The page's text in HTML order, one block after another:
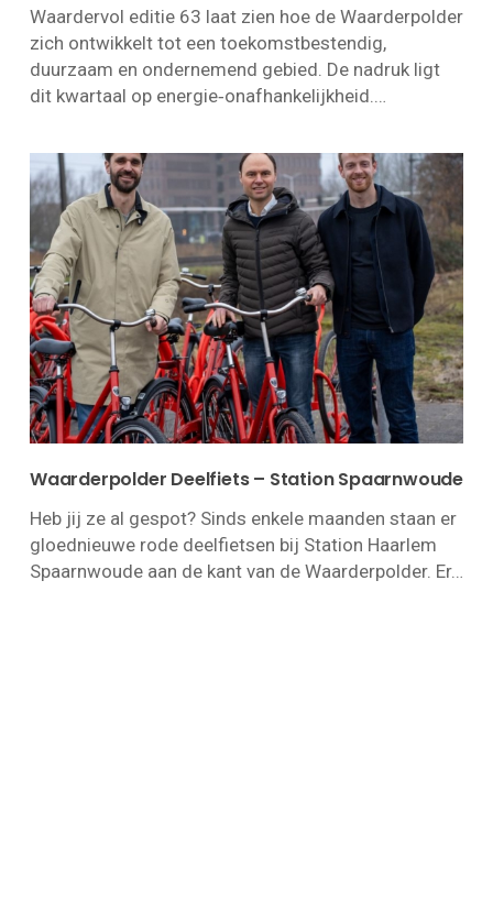
Waardervol editie 63 laat zien hoe de Waarderpolder
zich ontwikkelt tot een toekomstbestendig,
duurzaam en ondernemend gebied. De nadruk ligt
dit kwartaal op energie‑onafhankelijkheid.…
Waarderpolder Deelfiets – Station Spaarnwoude
Heb jij ze al gespot? Sinds enkele maanden staan er
gloednieuwe rode deelfietsen bij Station Haarlem
Spaarnwoude aan de kant van de Waarderpolder. Er…